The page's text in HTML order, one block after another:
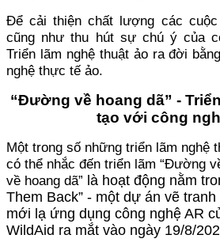
Để cải thiện chất lượng các
cũng như thu hút sự chú ý của
Triển lãm nghệ thuật ảo ra đời
nghệ thực tế ảo.
“Đường về hoang dã” -
tạo với công
Một trong số những triển lãm nghệ
có thể nhắc đến triển lãm “Đường
về hoang dã” là hoạt động nằm
Them Back” - một dự án vẽ
mới lạ ứng dụng công nghệ AR
WildAid ra mắt vào ngày 19/8/